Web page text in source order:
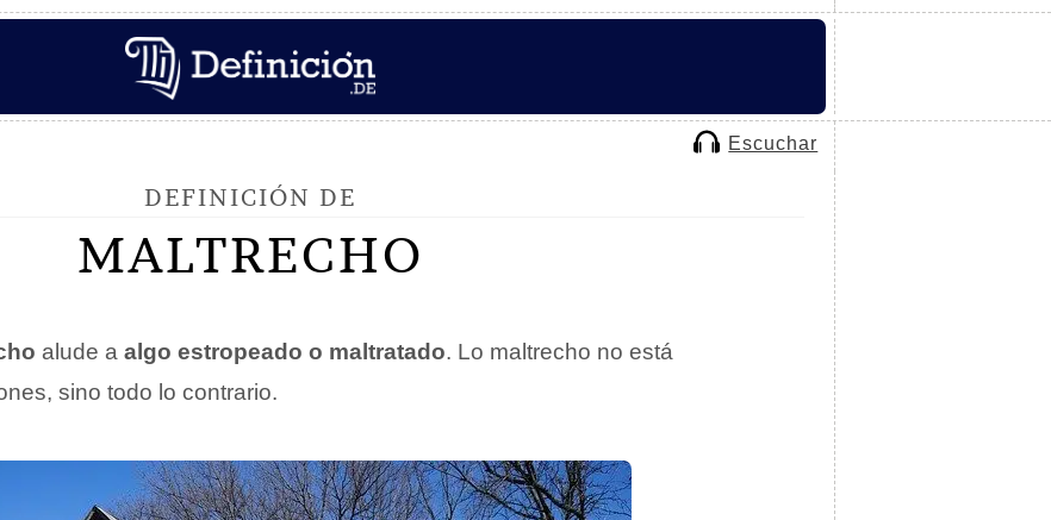
Escuchar
DEFINICIÓN DE
MALTRECHO
alude a algo estropeado o maltratado. Lo maltrecho no está
sino todo lo contrario.